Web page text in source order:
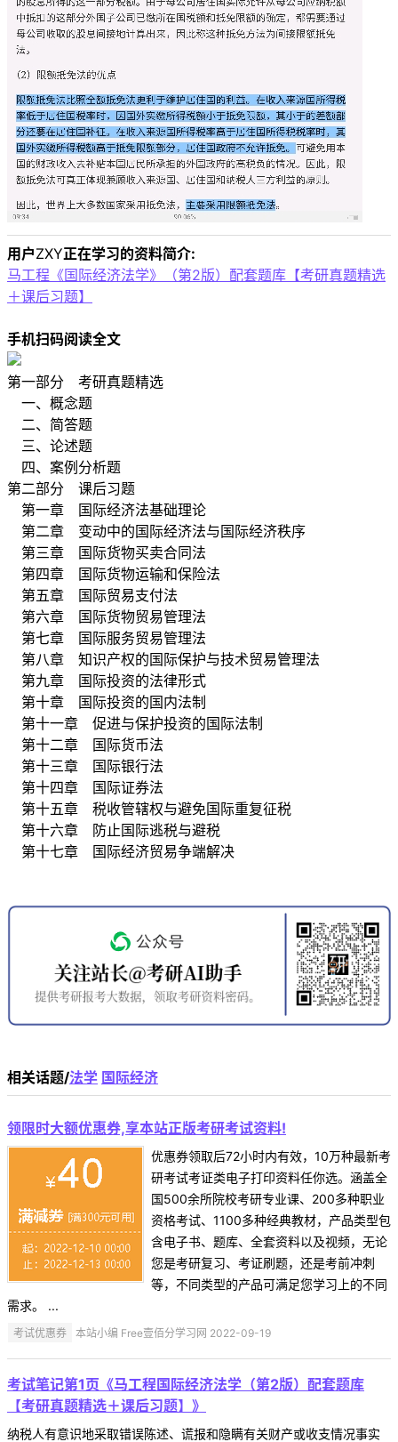
用户ZXY正在学习的资料简介:
马工程《国际经济法学》（第2版）配套题库【考研真题精选
＋课后习题】
手机扫码阅读全文
第一部分 考研真题精选
一、概念题
二、简答题
三、论述题
四、案例分析题
第二部分 课后习题
第一章 国际经济法基础理论
第二章 变动中的国际经济法与国际经济秩序
第三章 国际货物买卖合同法
第四章 国际货物运输和保险法
第五章 国际贸易支付法
第六章 国际货物贸易管理法
第七章 国际服务贸易管理法
第八章 知识产权的国际保护与技术贸易管理法
第九章 国际投资的法律形式
第十章 国际投资的国内法制
第十一章 促进与保护投资的国际法制
第十二章 国际货币法
第十三章 国际银行法
第十四章 国际证券法
第十五章 税收管辖权与避免国际重复征税
第十六章 防止国际逃税与避税
第十七章 国际经济贸易争端解决
相关话题/法学 国际经济
领限时大额优惠券,享本站正版考研考试资料!
优惠券领取后72小时内有效，10万种最新考
研考试考证类电子打印资料任你选。涵盖全
国500余所院校考研专业课、200多种职业
资格考试、1100多种经典教材，产品类型包
含电子书、题库、全套资料以及视频，无论
您是考研复习、考证刷题，还是考前冲刺
等，不同类型的产品可满足您学习上的不同
需求。 ...
考试优惠券 本站小编 Free壹佰分学习网 2022-09-19
考试笔记第1页《马工程国际经济法学（第2版）配套题库
【考研真题精选＋课后习题】》
纳税人有意识地采取错误陈述、谎报和隐瞒有关财产或收支情况事实